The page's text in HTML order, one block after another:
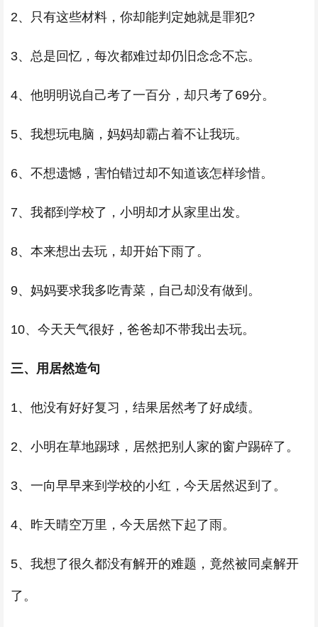
2、只有这些材料，你却能判定她就是罪犯?
3、总是回忆，每次都难过却仍旧念念不忘。
4、他明明说自己考了一百分，却只考了69分。
5、我想玩电脑，妈妈却霸占着不让我玩。
6、不想遗憾，害怕错过却不知道该怎样珍惜。
7、我都到学校了，小明却才从家里出发。
8、本来想出去玩，却开始下雨了。
9、妈妈要求我多吃青菜，自己却没有做到。
10、今天天气很好，爸爸却不带我出去玩。
三、用居然造句
1、他没有好好复习，结果居然考了好成绩。
2、小明在草地踢球，居然把别人家的窗户踢碎了。
3、一向早早来到学校的小红，今天居然迟到了。
4、昨天晴空万里，今天居然下起了雨。
5、我想了很久都没有解开的难题，竟然被同桌解开
了。